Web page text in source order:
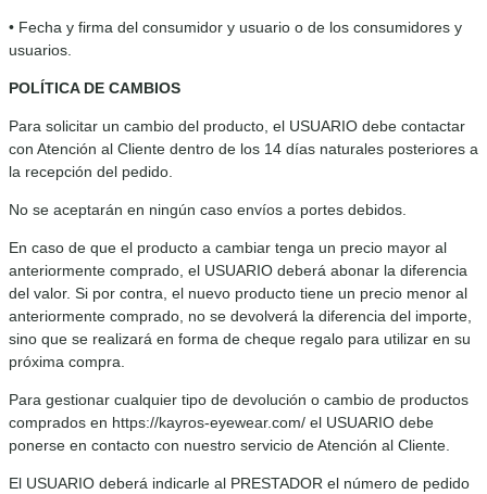
• Fecha y firma del consumidor y usuario o de los consumidores y
usuarios.
POLÍTICA DE CAMBIOS
Para solicitar un cambio del producto, el USUARIO debe contactar
con Atención al Cliente dentro de los 14 días naturales posteriores a
la recepción del pedido.
No se aceptarán en ningún caso envíos a portes debidos.
En caso de que el producto a cambiar tenga un precio mayor al
anteriormente comprado, el USUARIO deberá abonar la diferencia
del valor. Si por contra, el nuevo producto tiene un precio menor al
anteriormente comprado, no se devolverá la diferencia del importe,
sino que se realizará en forma de cheque regalo para utilizar en su
próxima compra.
Para gestionar cualquier tipo de devolución o cambio de productos
comprados en https://kayros-eyewear.com/ el USUARIO debe
ponerse en contacto con nuestro servicio de Atención al Cliente.
El USUARIO deberá indicarle al PRESTADOR el número de pedido